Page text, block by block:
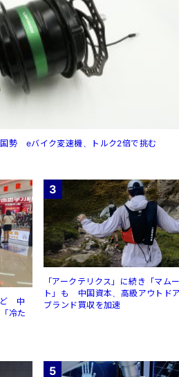
勢 eバイク変速機、トルク2倍で挑む
ど 中
冷た
3
「アークテリクス」に続き「マム
ト」も 中国資本、高級アウトド
ブランド買収を加速
5